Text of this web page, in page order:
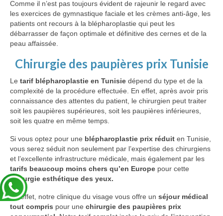
Comme il n’est pas toujours évident de rajeunir le regard avec
les exercices de gymnastique faciale et les crèmes anti-âge, les
patients ont recours à la blépharoplastie qui peut les
débarrasser de façon optimale et définitive des cernes et de la
peau affaissée.
Chirurgie des paupières prix Tunisie
Le tarif blépharoplastie en Tunisie dépend du type et de la
complexité de la procédure effectuée. En effet, après avoir pris
connaissance des attentes du patient, le chirurgien peut traiter
soit les paupières supérieures, soit les paupières inférieures,
soit les quatre en même temps.
Si vous optez pour une blépharoplastie prix réduit en Tunisie,
vous serez séduit non seulement par l’expertise des chirurgiens
et l’excellente infrastructure médicale, mais également par les
tarifs beaucoup moins chers qu’en Europe pour cette
chirurgie esthétique des yeux.
En effet, notre clinique du visage vous offre un séjour médical
tout compris pour une chirurgie des paupières prix